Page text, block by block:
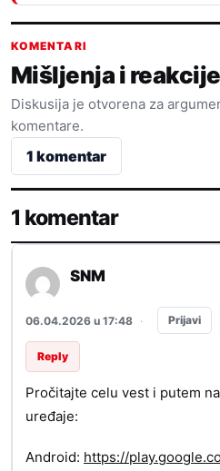
KOMENTARI
Mišljenja i
Diskusija je otvorena za
komentare.
1 komentar
1 komentar
SNM
06.04.2026 u 17:48 · Prijavi
Reply
Pročitajte celu vest i putem
uređaje:
Android: https://